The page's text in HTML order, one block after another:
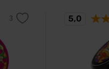
5,0